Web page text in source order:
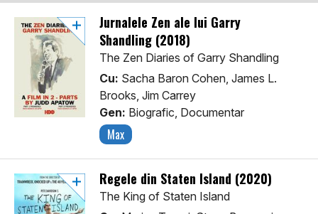
Jurnalele Zen ale lui Garry
Shandling (2018)
The Zen Diaries of Garry Shandling
Cu: Sacha Baron Cohen, James L.
Brooks, Jim Carrey
Gen: Biografic, Documentar
Max
Regele din Staten Island (2020)
The King of Staten Island